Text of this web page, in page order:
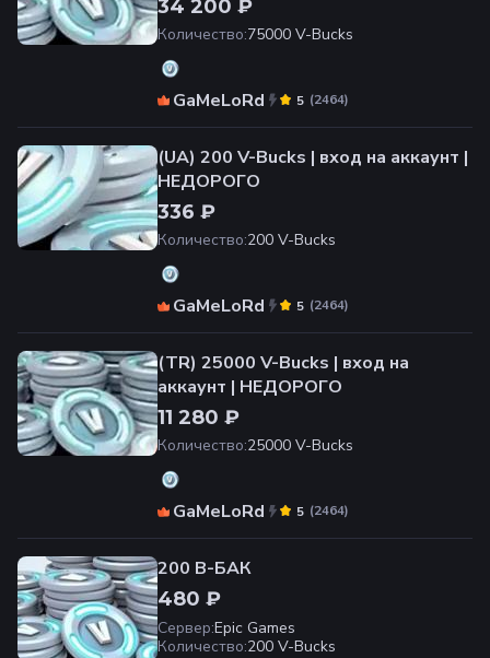
34 200 ₽
Количество:75000 V-Bucks
GaMeLoRd (2464)
5
(UA) 200 V-Bucks | вход на аккаунт |
НЕДОРОГО
336 ₽
Количество:200 V-Bucks
GaMeLoRd (2464)
5
(TR) 25000 V-Bucks | вход на
аккаунт | НЕДОРОГО
11 280 ₽
Количество:25000 V-Bucks
GaMeLoRd (2464)
5
200 В-БАК
480 ₽
Сервер:Epic Games
Количество:200 V-Bucks